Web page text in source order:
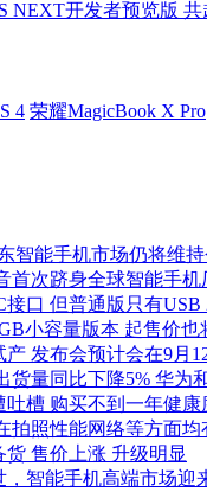
NEXT开发者预览版
4 荣耀MagicBook X Pro
智能手机市场仍将维
首次跻身全球智能手机
接口 但普通版只有USB
小容量版本 起售价也
产 发布会预计会在9月
货量同比下降5% 华为
吐槽 购买不到一年健康
拍照性能网络等方面
货 售价上涨 升级明显
，智能手机高端市场迎